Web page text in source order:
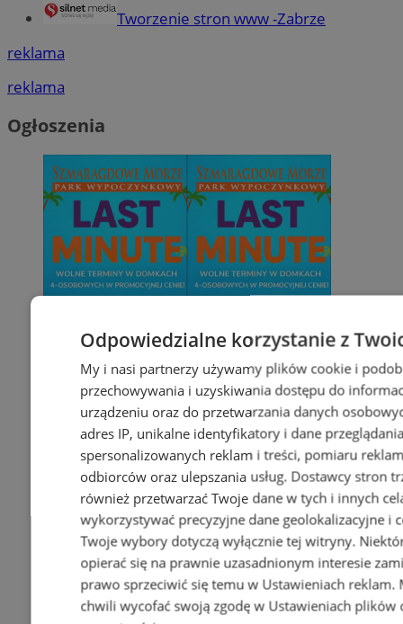
Tworzenie stron www -Zabrze
reklama
reklama
Ogłoszenia
Odpowiedzialne korzystanie z
My i nasi partnerzy używamy plików cookie i
przechowywania i uzyskiwania dostępu do
urządzeniu oraz do przetwarzania danych
adres IP, unikalne identyfikatory i dane
spersonalizowanych reklam i treści, pomiaru
odbiorców oraz ulepszania usług. Dostawcy stron
również przetwarzać Twoje dane w tych i innych
wykorzystywać precyzyjne dane geolokalizacyjne i
Twoje wybory dotyczą wyłącznie tej witryny.
opierać się na prawnie uzasadnionym interesie
prawo sprzeciwić się temu w Ustawieniach reklam.
chwili wycofać swoją zgodę w Ustawieniach plików